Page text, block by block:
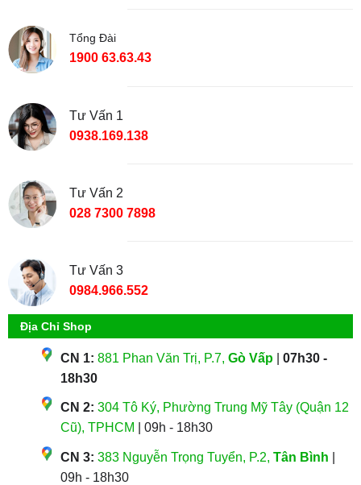
Tổng Đài
1900 63.63.43
Tư Vấn 1
0938.169.138
Tư Vấn 2
028 7300 7898
Tư Vấn 3
0984.966.552
Địa Chỉ Shop
CN 1: 881 Phan Văn Trị, P.7, Gò Vấp| 07h30 -
18h30
CN 2: 304 Tô Ký, Phường Trung Mỹ Tây (Quận 12
Cũ), TPHCM
| 09h - 18h30
CN 3: 383 Nguyễn Trọng Tuyển, P.2, Tân Bình
09h - 18h30